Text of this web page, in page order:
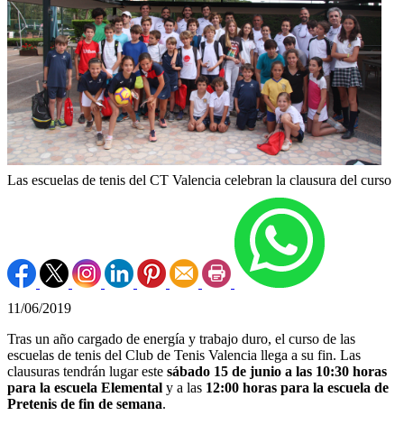
Las escuelas de tenis del CT Valencia celebran la clausura del curso
11/06/2019
Tras un año cargado de energía y trabajo duro, el curso de las
escuelas de tenis del Club de Tenis Valencia llega a su fin. Las
clausuras tendrán lugar este sábado 15 de junio a las 10:30 horas
para la escuela Elemental y a las 12:00 horas para la escuela de
Pretenis de fin de semana.